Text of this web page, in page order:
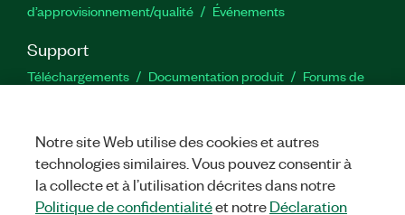
d’approvisionnement/qualité
Événements
Support
Téléchargements Documentation produit
Forums de
TwitterYouTube
Notre site Web utilise des cookies et autres
technologies similaires. Vous pouvez consentir à
la collecte et à l’utilisation décrites dans notre
Politique de confidentialitéet notreDéclaration